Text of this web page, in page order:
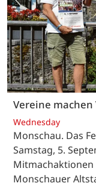
Vereine
Wednesday
Monschau. Das
Samstag, 5.
Monschauer